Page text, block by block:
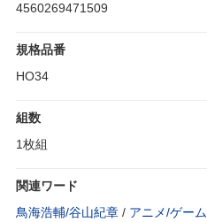
4560269471509
規格品番
HO34
組数
1枚組
関連ワード
鳥海浩輔/谷山紀章 / アニメ/ゲーム